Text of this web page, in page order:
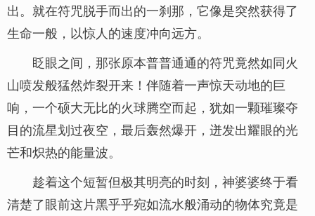
出。就在符咒脱手而出的一刹那，它像是突然获得了
生命一般，以惊人的速度冲向远方。
眨眼之间，那张原本普普通通的符咒竟然如同火
山喷发般猛然炸裂开来！伴随着一声惊天动地的巨
响，一个硕大无比的火球腾空而起，犹如一颗璀璨夺
目的流星划过夜空，最后轰然爆开，迸发出耀眼的光
芒和炽热的能量波。
趁着这个短暂但极其明亮的时刻，神婆婆终于看
清楚了眼前这片黑乎乎宛如流水般涌动的物体究竟是